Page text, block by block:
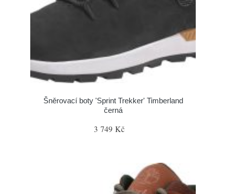
Šněrovací boty 'Sprint Trekker' Timberland
černá
3 749 Kč